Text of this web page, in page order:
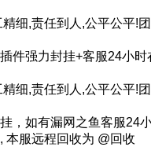
细,责任到人,公平公平!
件强力封挂+客服24小
细,责任到人,公平公平!
，如有漏网之鱼客服24
本服远程回收为 @回收